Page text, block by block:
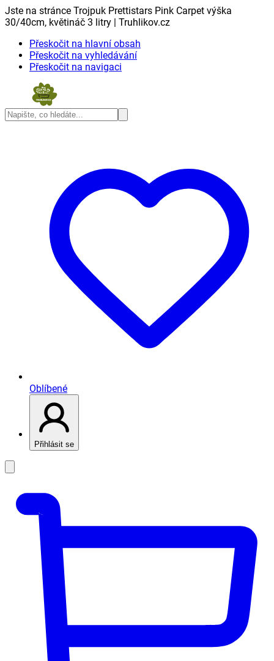
Jste na stránce Trojpuk Prettistars Pink Carpet výška
30/40cm, květináč 3 litry | Truhlikov.cz
Přeskočit na hlavní obsah
Přeskočit na vyhledávání
Přeskočit na navigaci
Oblíbené
Přihlásit se